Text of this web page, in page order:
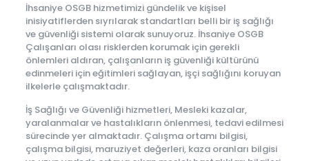
İhsaniye OSGB hizmetimizi gündelik ve kişisel
inisiyatiflerden sıyrılarak standartları belli bir iş sağlığı
ve güvenliği sistemi olarak sunuyoruz. İhsaniye OSGB
Çalışanları olası risklerden korumak için gerekli
önlemleri aldıran, çalışanların iş güvenliği kültürünü
edinmeleri için eğitimleri sağlayan, işçi sağlığını koruyan
ilkelerle çalışmaktadır.
İş Sağlığı ve Güvenliği hizmetleri, Mesleki kazalar,
yaralanmalar ve hastalıkların önlenmesi, tedavi edilmesi
sürecinde yer almaktadır. Çalışma ortamı bilgisi,
çalışma bilgisi, maruziyet değerleri, kaza oranları bilgisi